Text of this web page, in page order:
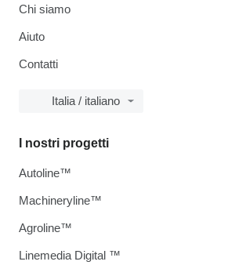
Chi siamo
Aiuto
Contatti
Italia / italiano
I nostri progetti
Autoline™
Machineryline™
Agroline™
Linemedia Digital ™